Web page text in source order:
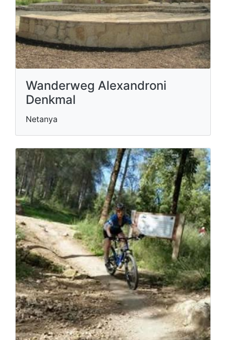
Wanderweg Alexandroni
Denkmal
Netanya